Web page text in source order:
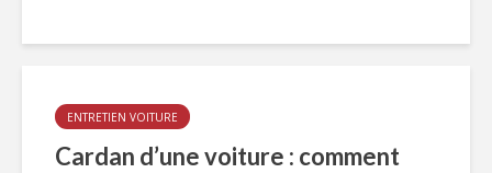
ENTRETIEN VOITURE
Cardan d’une voiture : comment